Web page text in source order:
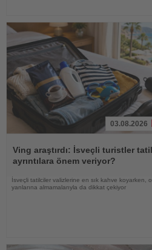
Oku
03.08.2026
Ving araştırdı: İsveçli turistler
ayrıntılara önem veriyor?
İsveçli tatilciler valizlerine en sık kahve koyarken,
yanlarına almamalarıyla da dikkat çekiyor